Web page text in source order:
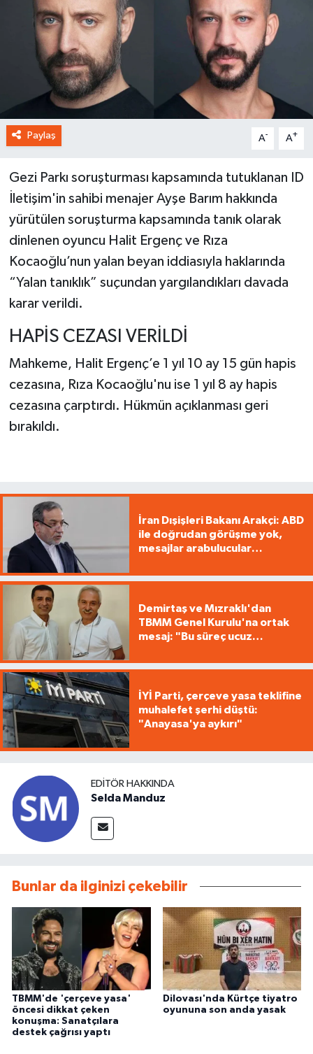
Paylaş A- A+
Gezi Parkı soruşturması kapsamında tutuklanan ID
İletişim'in sahibi menajer Ayşe Barım hakkında
yürütülen soruşturma kapsamında tanık olarak
dinlenen oyuncu Halit Ergenç ve Rıza
Kocaoğlu’nun yalan beyan iddiasıyla haklarında
“Yalan tanıklık” suçundan yargılandıkları davada
karar verildi.
HAPİS CEZASI VERİLDİ
Mahkeme, Halit Ergenç’e 1 yıl 10 ay 15 gün hapis
cezasına, Rıza Kocaoğlu'nu ise 1 yıl 8 ay hapis
cezasına çarptırdı. Hükmün açıklanması geri
bırakıldı.
İran Dışişleri Bakanı Arakçi: ABD
ile doğrudan görüşme yok,
mesajlar arabulucular
Demirtaş ve Mızraklı'dan
TBMM Genel Kurulu'na ortak
mesaj: "Bu süreç ucuz
İYİ Parti, çerçeve yasa teklifine
muhalefet şerhi düştü:
"Anayasa'ya aykırı"
EDITÖR HAKKINDA
Selda Manduz
Bunlar da ilginizi çekebilir
TBMM'de 'çerçeve yasa'
öncesi dikkat çeken
konuşma: Sanatçılara
destek çağrısı yaptı
Dilovası'nda Kürtçe tiyatro
oyununa son anda yasak